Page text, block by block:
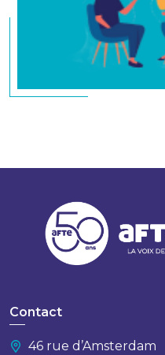
Contact
46 rue d’Amsterdam